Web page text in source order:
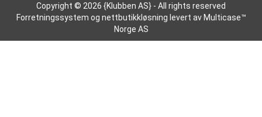
Copyright © 2026 {Klubben AS} - All rights reserved
Forretningssystem og nettbutikkløsning levert avMulticase™
Norge AS